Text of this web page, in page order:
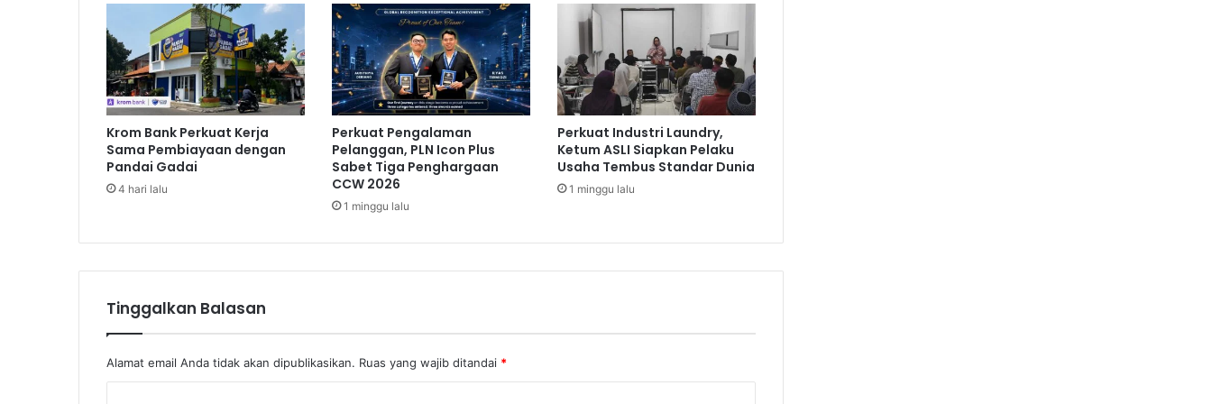
B
n
g
k
a
r
S
i
n
d
t
h
u
T
g
r
a
m
K
e
m
a
n
u
n
r
u
Krom Bank Perkuat Kerja
Sama Pembiayaan dengan
Pandai Gadai
4 hari lalu
Perkuat Pengalaman
Pelanggan, PLN Icon Plus
Sabet Tiga Penghargaan
CCW 2026
1 minggu lalu
Perkuat Industri Laundry,
Ketum ASLI Siapkan Pelaku
Usaha Tembus Standar Dunia
1 minggu lalu
Tinggalkan Balasan
Alamat email Anda tidak akan dipublikasikan. Ruas yang wajib ditandai *